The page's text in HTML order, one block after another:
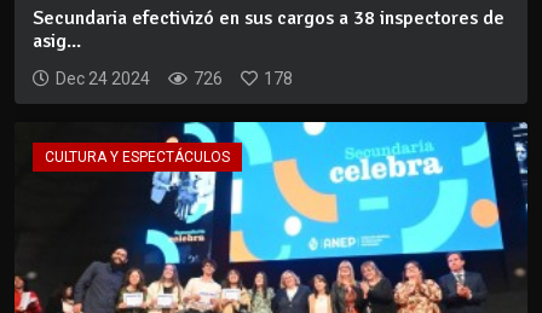
Secundaria efectivizó en sus cargos a 38 inspectores de
asig...
Dec 24 2024 726 178
CULTURA Y ESPECTÁCULOS